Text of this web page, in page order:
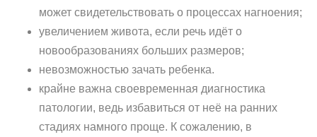
может свидетельствовать о процессах нагноения;
увеличением живота, если речь идёт о
новообразованиях больших размеров;
невозможностью зачать ребенка.
крайне важна своевременная диагностика
патологии, ведь избавиться от неё на ранних
стадиях намного проще. К сожалению, в